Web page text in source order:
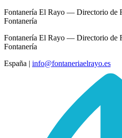
Fontanería El Rayo — Directorio de
Fontanería
Fontanería El Rayo — Directorio de
Fontanería
España | info@fontaneriaelrayo.es